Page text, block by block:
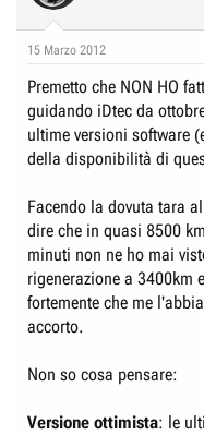
15 Marzo 2012
Premetto che NON HO
guidando iDtec da
ultime versioni software
della disponibilità di
Facendo la dovuta tara
dire che in quasi 8500
minuti non ne ho mai
rigenerazione a
fortemente che me
accorto.
Non so cosa pensare:
Versione ottimista: le